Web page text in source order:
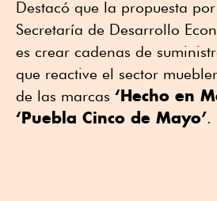
Destacó que la propuesta
Secretaría de Desarrollo
es crear cadenas de
que reactive el sector
de las marcas ‘Hecho en
‘Puebla Cinco de Mayo’.